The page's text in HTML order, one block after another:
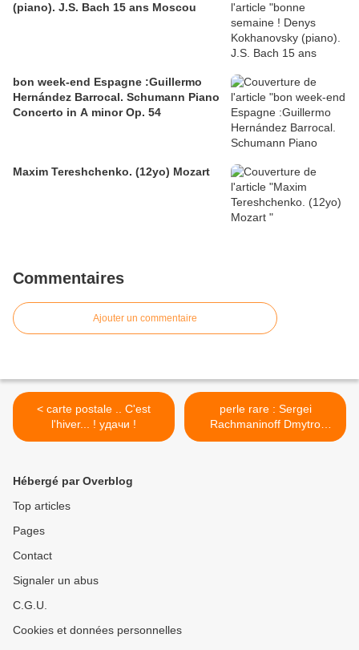
(piano). J.S. Bach 15 ans Moscou
bon week-end Espagne :Guillermo
Hernández Barrocal. Schumann Piano
Concerto in A minor Op. 54
Maxim Tereshchenko. (12yo) Mozart
Commentaires
Ajouter un commentaire
< carte postale .. C'est
l'hiver... ! удачи !
perle rare : Sergei
Rachmaninoff Dmytro
Semykras, Ukraine. KIEV >
Hébergé par Overblog
Top articles
Pages
Contact
Signaler un abus
C.G.U.
Cookies et données personnelles